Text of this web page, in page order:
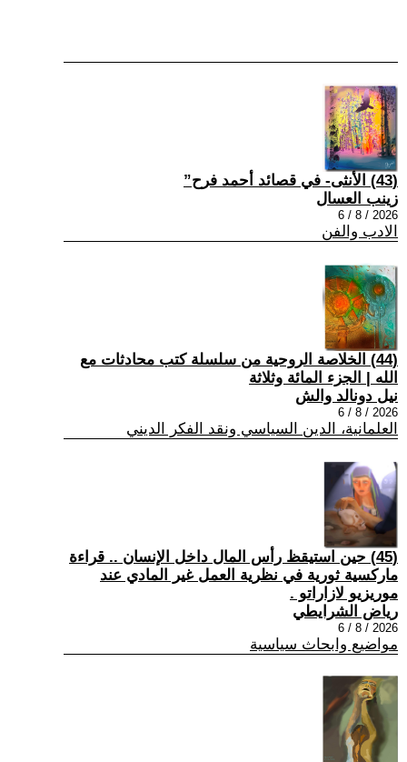
(43) الأنثى- في قصائد أحمد فرح”
زينب العسال
2026 / 8 / 6
الادب والفن
(44) الخلاصة الروحية من سلسلة كتب محادثات مع
الله | الجزء المائة وثلاثة
نيل دونالد والش
2026 / 8 / 6
العلمانية، الدين السياسي ونقد الفكر الديني
(45) حين استيقظ رأس المال داخل الإنسان .. قراءة
ماركسية ثورية في نظرية العمل غير المادي عند
موريزيو لازاراتو .
رياض الشرايطي
2026 / 8 / 6
مواضيع وابحاث سياسية